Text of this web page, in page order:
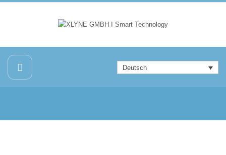
Deutsch